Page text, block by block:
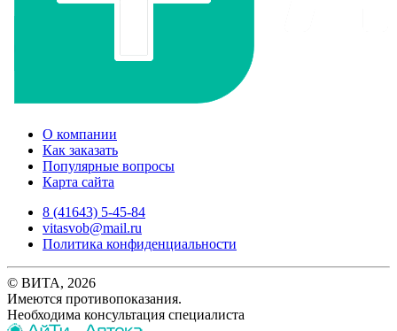
О компании
Как заказать
Популярные вопросы
Карта сайта
8 (41643) 5-45-84
vitasvob@mail.ru
Политика конфиденциальности
© ВИТА, 2026
Имеются противопоказания.
Необходима консультация специалиста